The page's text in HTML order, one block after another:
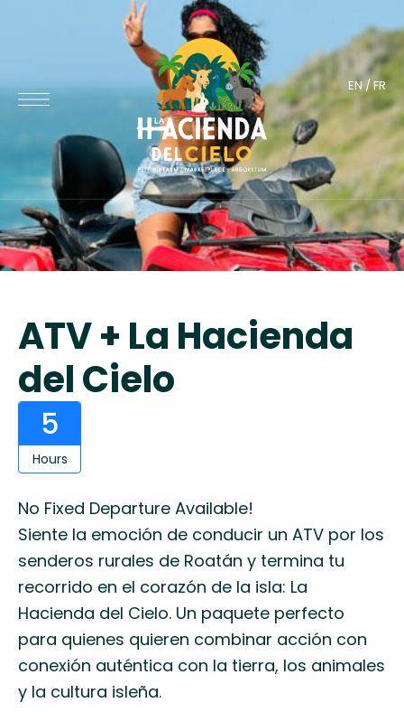
EN/FR
ATV + La Hacienda
del Cielo
5
Hours
No Fixed Departure Available!
Siente la emoción de conducir un ATV por los
senderos rurales de Roatán y termina tu
recorrido en el corazón de la isla: La
Hacienda del Cielo. Un paquete perfecto
para quienes quieren combinar acción con
conexión auténtica con la tierra, los animales
y la cultura isleña.